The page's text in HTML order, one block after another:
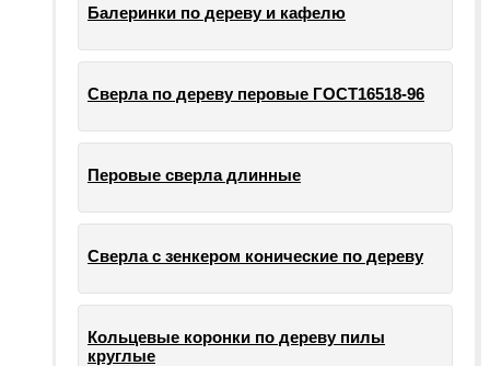
Балеринки по дереву и кафелю
Сверла по дереву перовые ГОСТ16518-96
Перовые сверла длинные
Сверла с зенкером конические по дереву
Кольцевые коронки по дереву пилы
круглые